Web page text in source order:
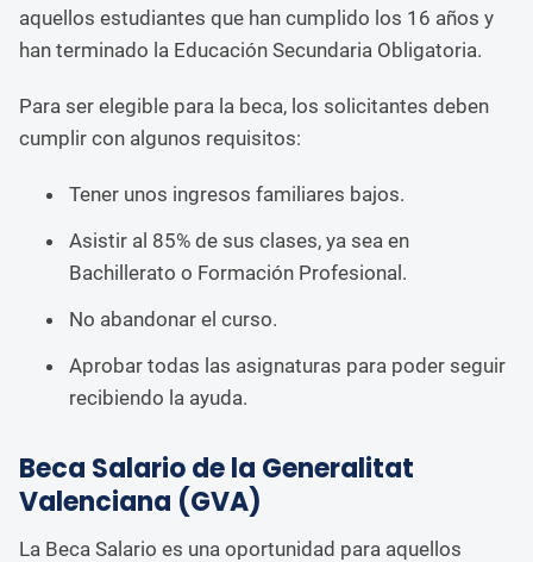
aquellos estudiantes que han cumplido los 16 años y
han terminado la Educación Secundaria Obligatoria.
Para ser elegible para la beca, los solicitantes deben
cumplir con algunos requisitos:
Tener unos ingresos familiares bajos.
Asistir al 85% de sus clases, ya sea en
Bachillerato o Formación Profesional.
No abandonar el curso.
Aprobar todas las asignaturas para poder seguir
recibiendo la ayuda.
Beca Salario de la Generalitat
Valenciana (GVA)
La Beca Salario es una oportunidad para aquellos